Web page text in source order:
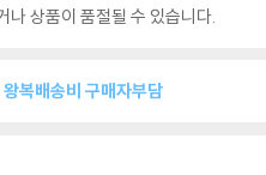
나 상품이 품절될 수 있습니다.
복배송비 구매자부담